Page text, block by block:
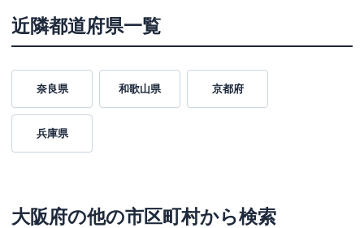
近隣都道府県一覧
奈良県 和歌山県 京都府
兵庫県
大阪府の他の市区町村から検索